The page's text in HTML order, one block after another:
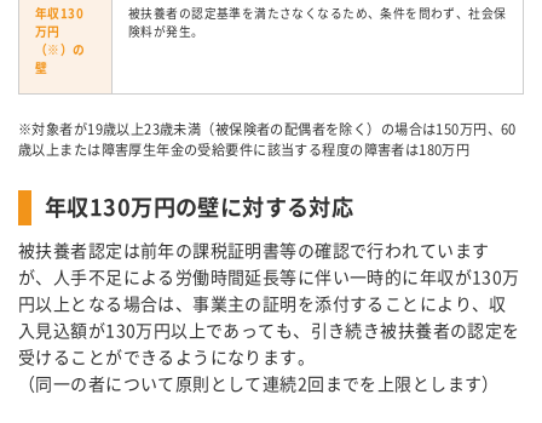
年収130
万円
（※）の
壁
被扶養者の認定基準を満たさなくなるため、条件を問わず、社会保
険料が発生。
※対象者が19歳以上23歳未満（被保険者の配偶者を除く）の場合は150万円、60
歳以上または障害厚生年金の受給要件に該当する程度の障害者は180万円
年収130万円の壁に対する対応
被扶養者認定は前年の課税証明書等の確認で行われています
が、人手不足による労働時間延長等に伴い一時的に年収が130万
円以上となる場合は、事業主の証明を添付することにより、収
入見込額が130万円以上であっても、引き続き被扶養者の認定を
受けることができるようになります。
（同一の者について原則として連続2回までを上限とします）